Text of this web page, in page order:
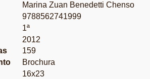
Marina Zuan Benedetti Chenso
9788562741999
1ª
2012
159
Brochura
16x23